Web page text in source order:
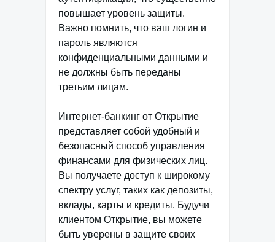
повышает уровень защиты.
Важно помнить, что ваш логин и
пароль являются
конфиденциальными данными и
не должны быть переданы
третьим лицам.
Интернет-банкинг от Открытие
представляет собой удобный и
безопасный способ управления
финансами для физических лиц.
Вы получаете доступ к широкому
спектру услуг, таких как депозиты,
вклады, карты и кредиты. Будучи
клиентом Открытие, вы можете
быть уверены в защите своих